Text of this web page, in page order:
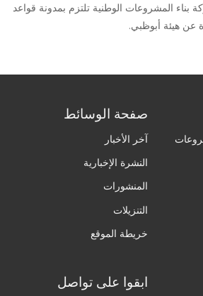
بناء المشروعات الوطنية تلتزم بمدونة قواعد
عن هيئة أبوظبي.
صفحة الوسائط
آخر الأخبار
النشرة الإخبارية
المنشورات
التنزيلات
خريطة الموقع
ابقوا على تواصل